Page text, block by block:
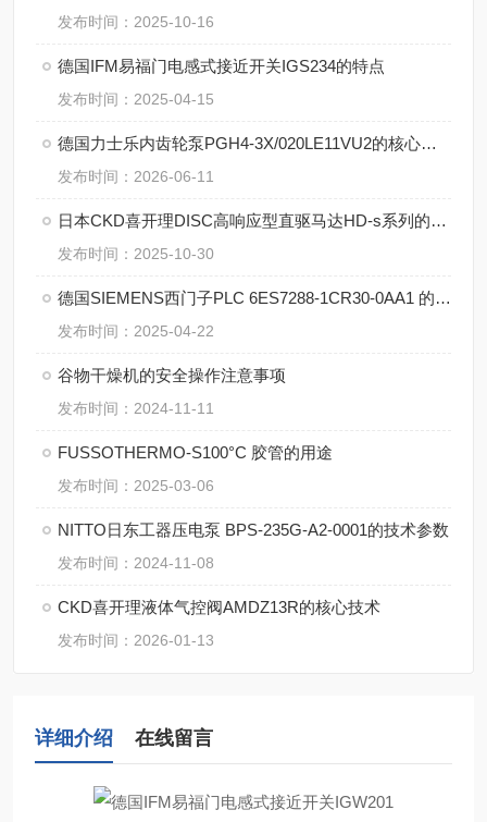
发布时间：2025-10-16
德国IFM易福门电感式接近开关IGS234的特点
发布时间：2025-04-15
德国力士乐内齿轮泵PGH4-3X/020LE11VU2的核心技术
发布时间：2026-06-11
日本CKD喜开理DISC高响应型直驱马达HD-s系列的核心技术
发布时间：2025-10-30
德国SIEMENS西门子PLC 6ES7288-1CR30-0AA1 的特点
发布时间：2025-04-22
谷物干燥机的安全操作注意事项
发布时间：2024-11-11
FUSSOTHERMO-S100°C 胶管的用途
发布时间：2025-03-06
NITTO日东工器压电泵 BPS-235G-A2-0001的技术参数
发布时间：2024-11-08
CKD喜开理液体气控阀AMDZ13R的核心技术
发布时间：2026-01-13
详细介绍 在线留言